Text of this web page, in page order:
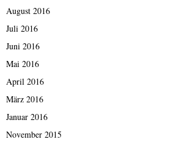
August 2016
Juli 2016
Juni 2016
Mai 2016
April 2016
März 2016
Januar 2016
November 2015